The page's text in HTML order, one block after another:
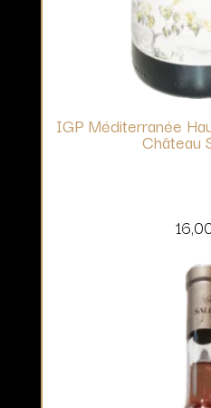
IGP Méditerranée
Château